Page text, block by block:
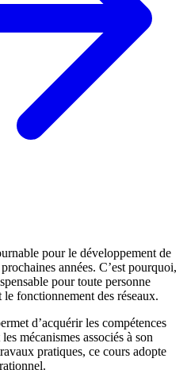
pour le développement de
années. C’est pourquoi,
pour toute personne
fonctionnement des réseaux.
d’acquérir les compétences
mécanismes associés à son
pratiques, ce cours adopte